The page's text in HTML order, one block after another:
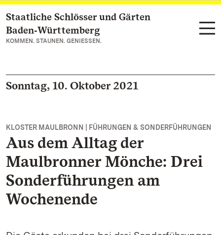
Zum Hauptinhalt springen
Staatliche Schlösser und Gärten
Baden‑Württemberg
KOMMEN. STAUNEN. GENIESSEN.
Sonntag, 10. Oktober 2021
KLOSTER MAULBRONN | FÜHRUNGEN & SONDERFÜHRUNGEN
Aus dem Alltag der
Maulbronner Mönche: Drei
Sonderführungen am
Wochenende